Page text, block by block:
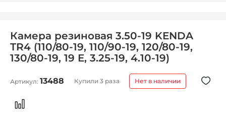
Камера резиновая 3.50-19 KENDA
TR4 (110/80-19, 110/90-19, 120/80-19,
130/80-19, 19 E, 3.25-19, 4.10-19)
Артикул: 13488 Купили 3 раза Нет в наличии